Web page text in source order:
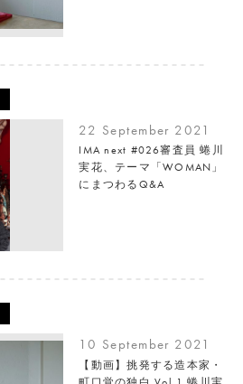
22 September 2021
IMA next #026審査員 蜷川
実花、テーマ「WOMAN」
にまつわるQ&A
10 September 2021
【動画】挑発する造本家・